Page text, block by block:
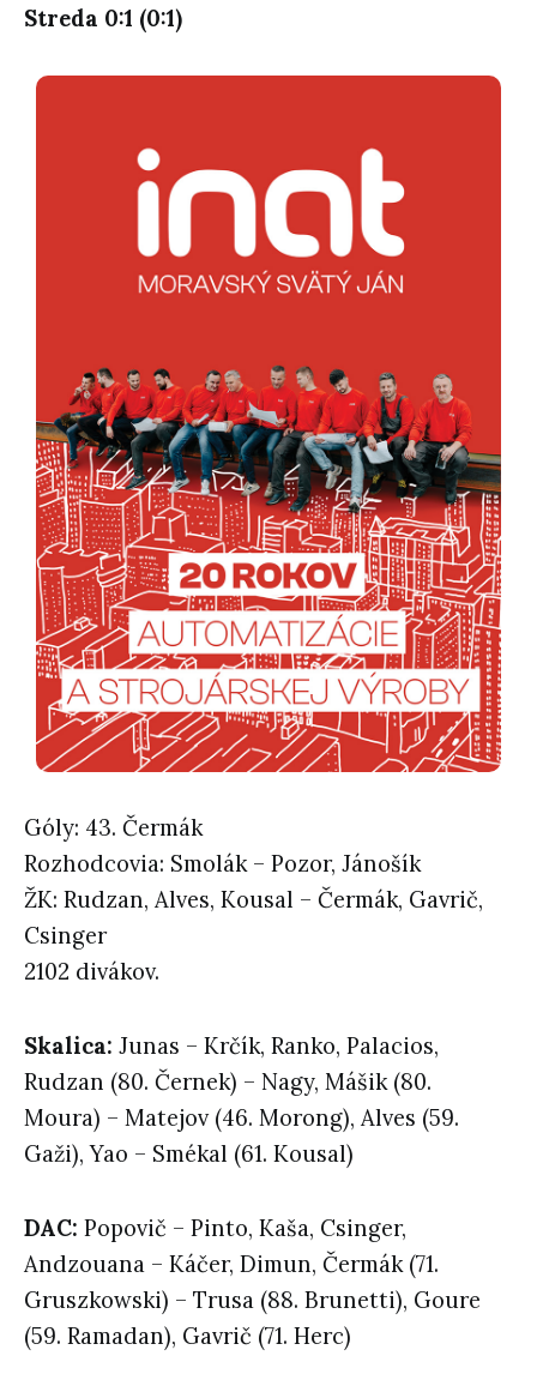
Streda 0:1 (0:1)
Góly: 43. Čermák
Rozhodcovia: Smolák – Pozor, Jánošík
ŽK: Rudzan, Alves, Kousal – Čermák, Gavrič,
Csinger
2102 divákov.
Skalica: Junas – Krčík, Ranko, Palacios,
Rudzan (80. Černek) – Nagy, Mášik (80.
Moura) – Matejov (46. Morong), Alves (59.
Gaži), Yao – Smékal (61. Kousal)
DAC: Popovič – Pinto, Kaša, Csinger,
Andzouana – Káčer, Dimun, Čermák (71.
Gruszkowski) – Trusa (88. Brunetti), Goure
(59. Ramadan), Gavrič (71. Herc)